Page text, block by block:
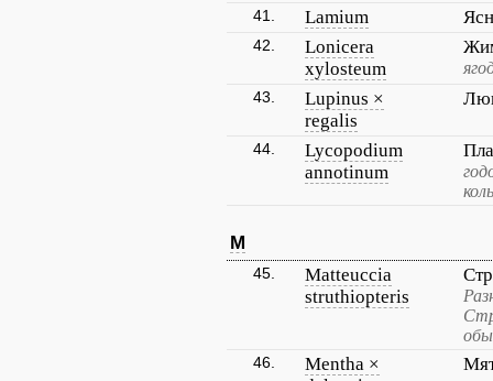
41. Lamium
42.
Lonicera
xylosteum
43.
Lupinus ×
regalis
44.
Lycopodium
annotinum
M
45.
Matteuccia
struthiopteris
46.
Mentha ×